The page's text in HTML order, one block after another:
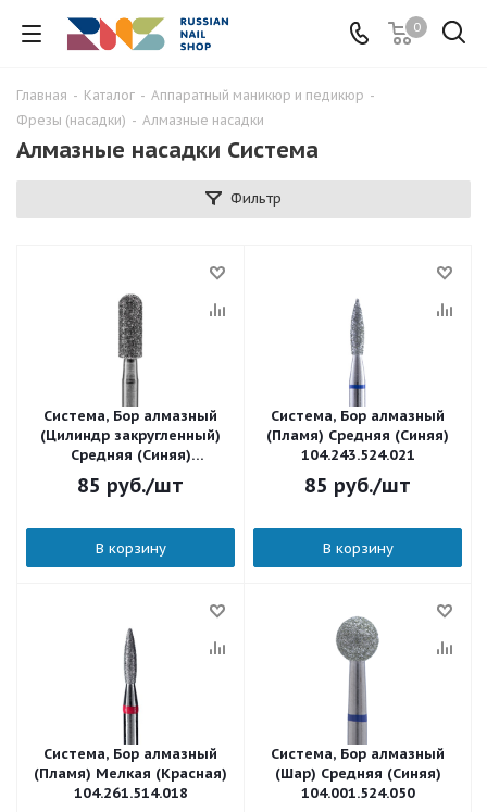
0
Главная - Каталог - Аппаратный маникюр и педикюр -
Фрезы (насадки) - Алмазные насадки
Алмазные насадки Система
Фильтр
Система, Бор алмазный
(Цилиндр закругленный)
Средняя (Синяя)
104.141.524.033
85 руб./шт
В корзину
Система, Бор алмазный
(Пламя) Средняя (Синяя)
104.243.524.021
85 руб./шт
В корзину
Система, Бор алмазный
(Пламя) Мелкая (Красная)
104.261.514.018
Система, Бор алмазный
(Шар) Средняя (Синяя)
104.001.524.050